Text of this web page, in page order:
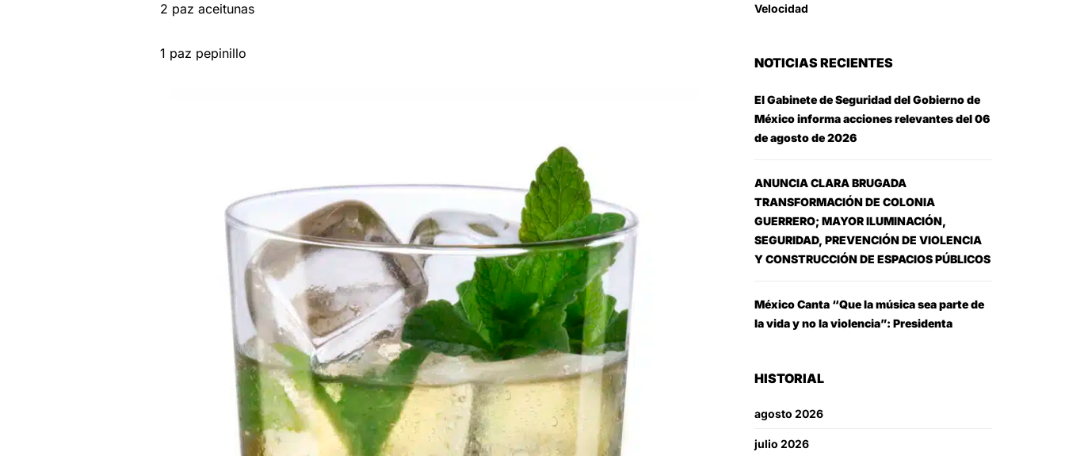
2 paz aceitunas
1 paz pepinillo
Velocidad
NOTICIAS RECIENTES
El Gabinete de Seguridad del Gobierno de
México informa acciones relevantes del 06
de agosto de 2026
ANUNCIA CLARA BRUGADA
TRANSFORMACIÓN DE COLONIA
GUERRERO; MAYOR ILUMINACIÓN,
SEGURIDAD, PREVENCIÓN DE VIOLENCIA
Y CONSTRUCCIÓN DE ESPACIOS PÚBLICOS
México Canta “Que la música sea parte de
la vida y no la violencia”: Presidenta
HISTORIAL
agosto 2026
julio 2026